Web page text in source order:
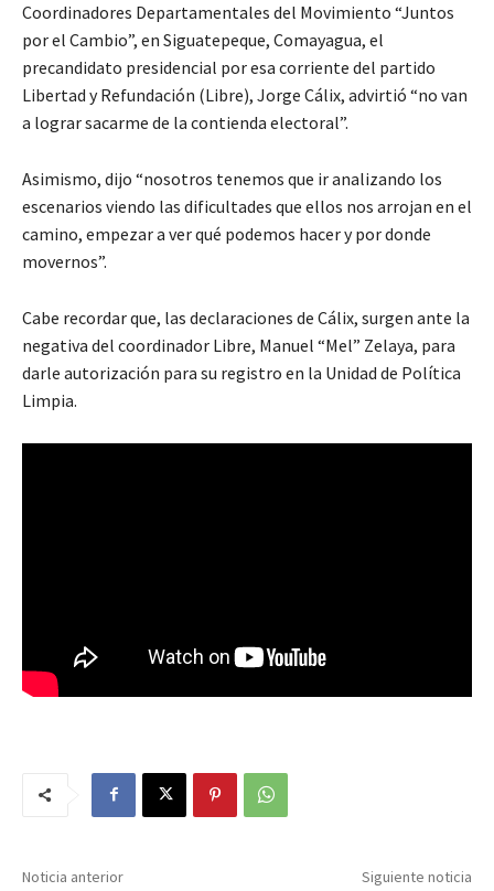
Coordinadores Departamentales del Movimiento “Juntos
por el Cambio”, en Siguatepeque, Comayagua, el
precandidato presidencial por esa corriente del partido
Libertad y Refundación (Libre), Jorge Cálix, advirtió “no van
a lograr sacarme de la contienda electoral”.
Asimismo, dijo “nosotros tenemos que ir analizando los
escenarios viendo las dificultades que ellos nos arrojan en el
camino, empezar a ver qué podemos hacer y por donde
movernos”.
Cabe recordar que, las declaraciones de Cálix, surgen ante la
negativa del coordinador Libre, Manuel “Mel” Zelaya, para
darle autorización para su registro en la Unidad de Política
Limpia.
Noticia anterior Siguiente noticia